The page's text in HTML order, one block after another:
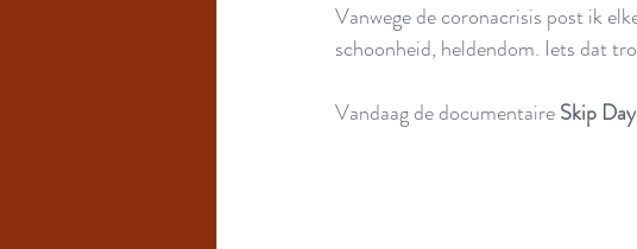
Vanwege de coronacrisis post ik
schoonheid, heldendom. Iets dat
Vandaag de documentaire Skip Day